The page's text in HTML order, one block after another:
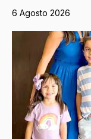
6 Agosto 2026